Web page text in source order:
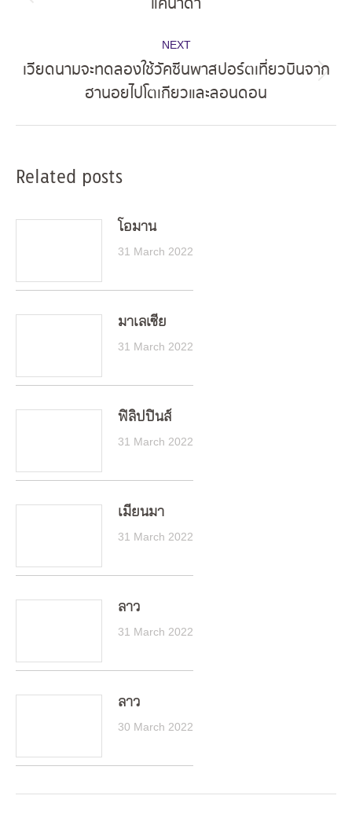
Previous
NEXT
post:
เวียดนามจะทดลองใช้วัคซีนพาสปอร์ตเที่ยวบินจาก
ฮานอยไปโตเกียวและลอนดอน
Related posts
โอมาน
31 March 2022
มาเลเซีย
31 March 2022
ฟิลิปปินส์
31 March 2022
เมียนมา
31 March 2022
ลาว
31 March 2022
ลาว
30 March 2022